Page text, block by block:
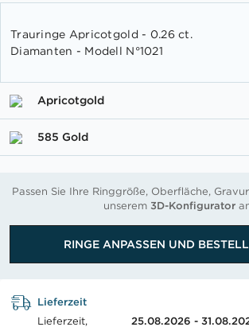
der
Bildgalerie
Trauringe Apricotgold - 0.26 ct.
Diamanten - Modell N°1021
Apricotgold
585 Gold
Passen Sie Ihre Ringgröße, Oberfläche,
unserem 3D-Konfigurator
RINGE ANPASSEN UND
Lieferzeit
Lieferzeit,
25.08.2026 -